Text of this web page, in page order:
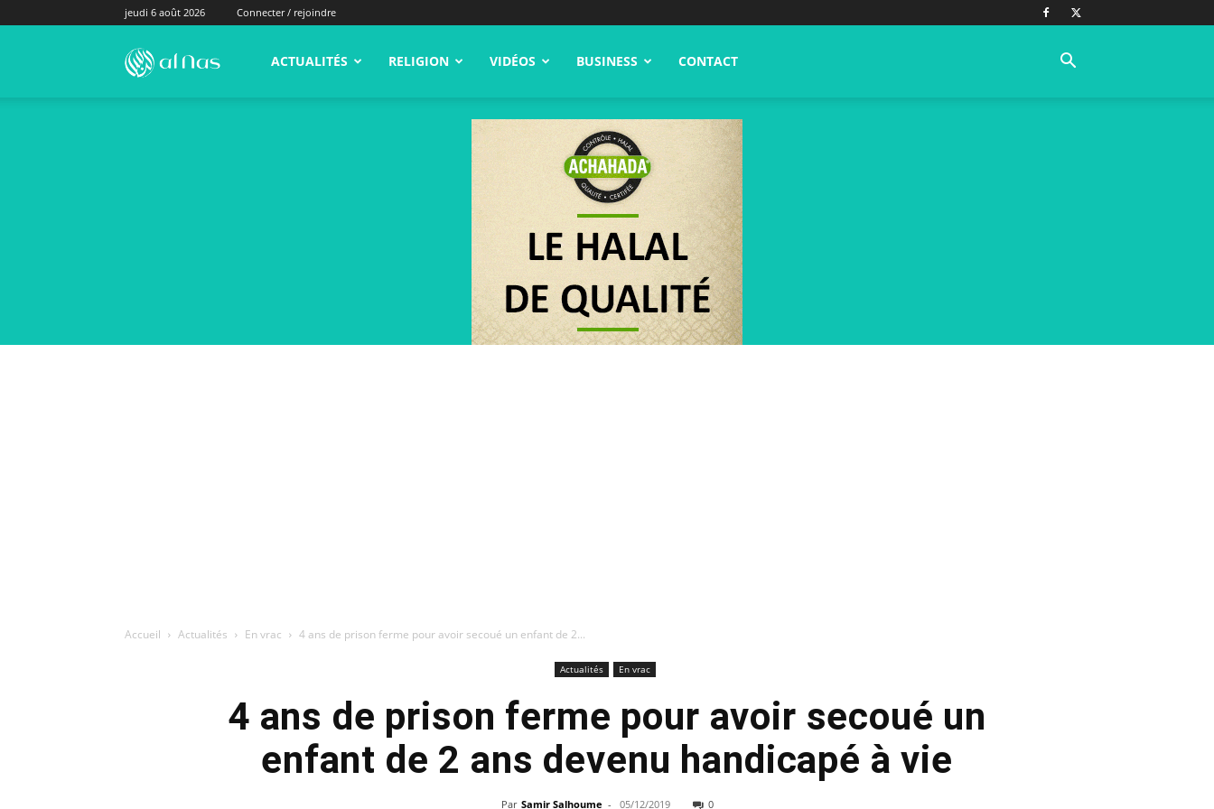
jeudi 6 août 2026 Connecter / rejoindre
alNas.fr ACTUALITÉS RELIGION VIDÉOS BUSINESS CONTACT
Accueil Actualités En vrac 4 ans de prison ferme pour avoir secoué un enfant de 2...
Actualités En vrac
4 ans de prison ferme pour avoir secoué un
enfant de 2 ans devenu handicapé à vie
Par Samir Salhoume - 05/12/2019 0